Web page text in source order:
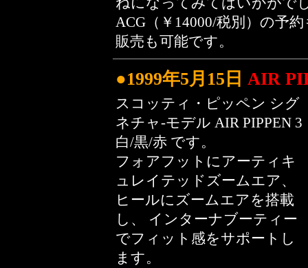
ACG（￥14000/税別）の予
販売も可能です。
●1999年5月15日 AIR
スコッティ・ピッペン シグ
ネチャ-モデル AIR PIPPEN 3
白/黒/赤 です。
フォアフットにアーティキ
ュレイテッドズームエア、
ヒールにズームエアを搭載
し、 インターナブーティー
でフィット感をサポートし
ます。